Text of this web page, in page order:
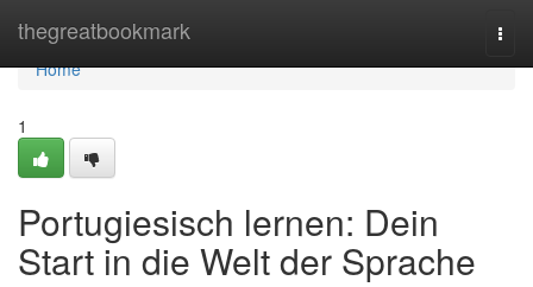
thegreatbookmark
Home
Home
1
Portugiesisch lernen: Dein
Start in die Welt der Sprache